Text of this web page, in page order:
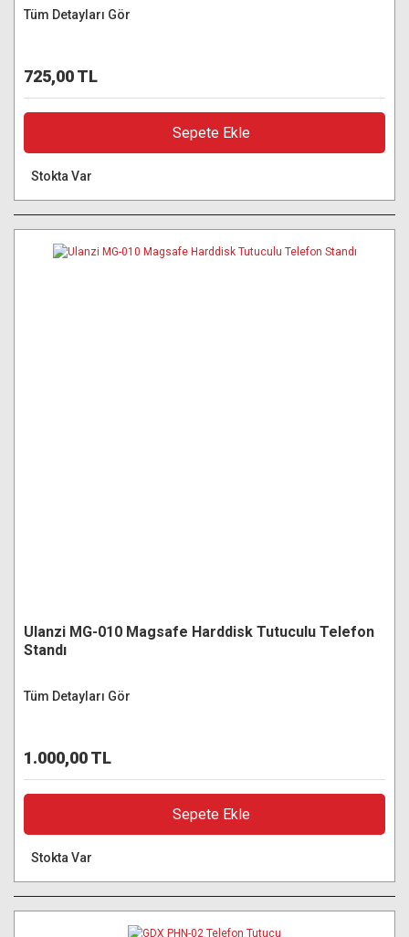
Tüm Detayları Gör
725,00 TL
Sepete Ekle
Stokta Var
Ulanzi MG-010 Magsafe Harddisk Tutuculu Telefon
Standı
Tüm Detayları Gör
1.000,00 TL
Sepete Ekle
Stokta Var